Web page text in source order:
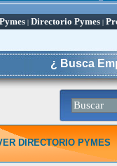
| Directorio Pymes |
¿ Busca
DIRECTORIO PYMES